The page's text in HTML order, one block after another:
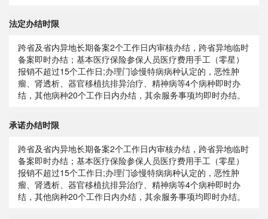
法定办结时限
跨省及省内异地长期备案2个工作日内审核办结，跨省异地临时
备案即时办结；基本医疗保险参保人员医疗费用手工（零星）
报销不超过15个工作日;办理门诊慢特病病种认定的，恶性肿
瘤、肾透析、器官移植抗排异治疗、精神病等4个病种即时办
结，其他病种20个工作日内办结，其余服务事项均即时办结。
承诺办结时限
跨省及省内异地长期备案2个工作日内审核办结，跨省异地临时
备案即时办结；基本医疗保险参保人员医疗费用手工（零星）
报销不超过15个工作日;办理门诊慢特病病种认定的，恶性肿
瘤、肾透析、器官移植抗排异治疗、精神病等4个病种即时办
结，其他病种20个工作日内办结，其余服务事项均即时办结。